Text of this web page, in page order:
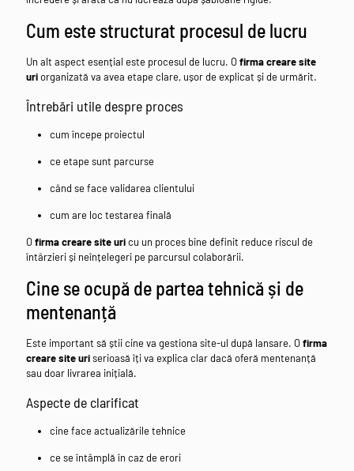
Cum este structurat procesul de lucru
Un alt aspect esențial este procesul de lucru. Ofirma creare site
uriorganizată va avea etape clare, ușor de explicat și de urmărit.
Întrebări utile despre proces
cum începe proiectul
ce etape sunt parcurse
când se face validarea clientului
cum are loc testarea finală
Ofirma creare site uricu un proces bine definit reduce riscul de
întârzieri și neînțelegeri pe parcursul colaborării.
Cine se ocupă de partea tehnică și de
mentenanță
Este important să știi cine va gestiona site-ul după lansare. Ofirma
creare site uriserioasă îți va explica clar dacă oferă mentenanță
sau doar livrarea inițială.
Aspecte de clarificat
cine face actualizările tehnice
ce se întâmplă în caz de erori